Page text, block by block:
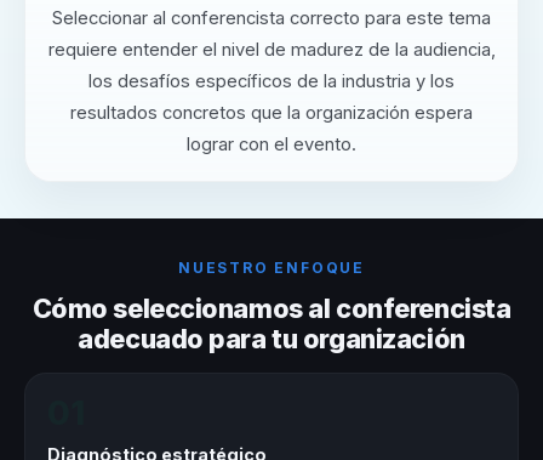
Seleccionar al conferencista correcto para este tema
requiere entender el nivel de madurez de la audiencia,
los desafíos específicos de la industria y los
resultados concretos que la organización espera
lograr con el evento.
NUESTRO ENFOQUE
Cómo seleccionamos al conferencista
adecuado para tu organización
Diagnóstico estratégico